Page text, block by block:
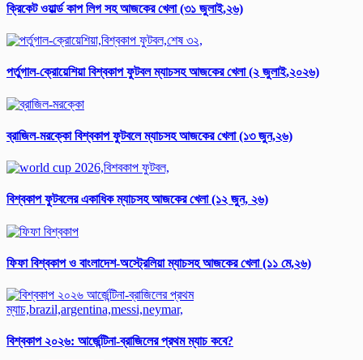
ক্রিকেট ওয়ার্ল্ড কাপ লিগ সহ আজকের খেলা (৩১ জুলাই,২৬)
পর্তুগাল-ক্রোয়েশিয়া বিশ্বকাপ ফুটবল ম্যাচসহ আজকের খেলা (২ জুলাই,২০২৬)
ব্রাজিল-মরক্কো বিশ্ব‌কাপ ফুটবলে ম্যাচসহ আজকের খেলা (১৩ জুন,২৬)
বিশ্বকাপ ফুটবলের একাধিক ম্যাচসহ আজকের খেলা (১২ জুন, ২৬)
ফিফা বিশ্ব‌কাপ ও বাংলাদেশ-অস্ট্রেলিয়া ম্যাচসহ আজকের খেলা (১১ মে,২৬)
বিশ্ব‌কাপ ২০২৬: আর্জে‌ন্টিনা-ব্রাজিলের প্রথম ম্যাচ কবে?